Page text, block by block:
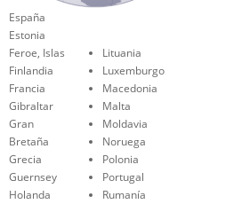
España
Estonia
Feroe, Islas
Finlandia
Francia
Gibraltar
Gran
Bretaña
Grecia
Guernsey
Holanda
Lituania
Luxemburgo
Macedonia
Malta
Moldavia
Noruega
Polonia
Portugal
Rumanía